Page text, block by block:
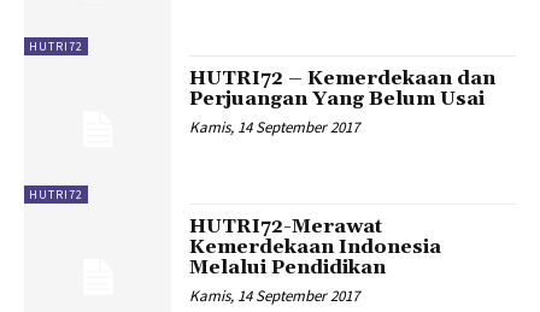
HUTRI72
HUTRI72
HUTRI72 – Kemerdekaan dan
Perjuangan Yang Belum Usai
Kamis, 14 September 2017
HUTRI72-Merawat
Kemerdekaan Indonesia
Melalui Pendidikan
Kamis, 14 September 2017